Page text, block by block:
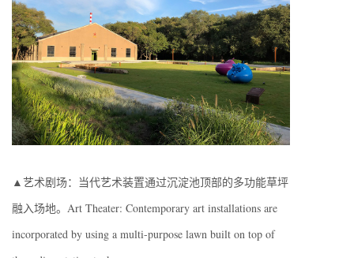
▲艺术剧场：当代艺术装置通过沉淀池顶部的多功能草坪
融入场地。Art Theater: Contemporary art installations are
incorporated by using a multi-purpose lawn built on top of